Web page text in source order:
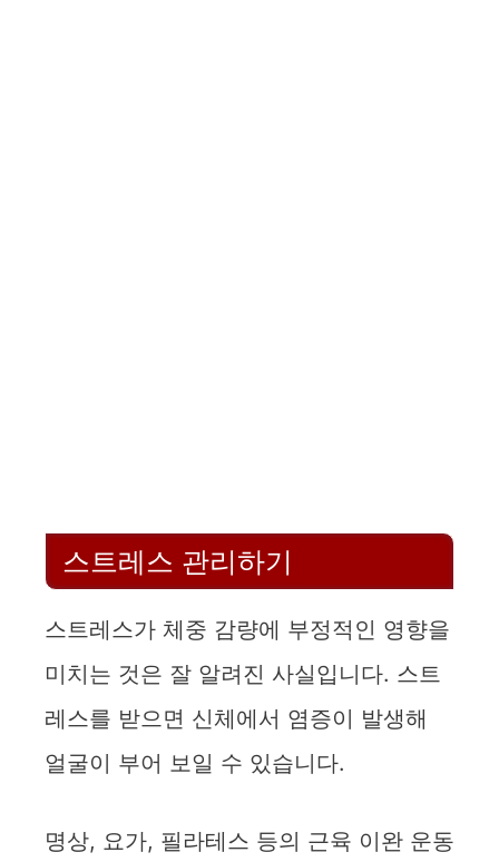
스트레스 관리하기
스트레스가 체중 감량에 부정적인 영향을
미치는 것은 잘 알려진 사실입니다. 스트
레스를 받으면 신체에서 염증이 발생해
얼굴이 부어 보일 수 있습니다.
명상, 요가, 필라테스 등의 근육 이완 운동